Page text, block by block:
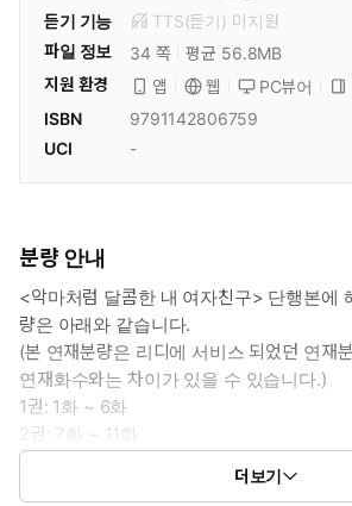
듣기 기능
TTS(듣기) 미 지원
파일 정보
34 쪽
평균 56.8MB
지원 환경
앱 웹 PC뷰어
ISBN
9791142806759
UCI
-
분량 안내
<악마처럼 달콤한 내 여자친구> 단행본에
량은 아래와 같습니다.
(본 연재분량은 리디에 서비스 되었던 연재
연재화수와는 차이가 있을 수 있습니다.)
1권: 1화 ~ 6화
2권: 7화 ~ 11화
3권: 12화 ~ 17화
더보기